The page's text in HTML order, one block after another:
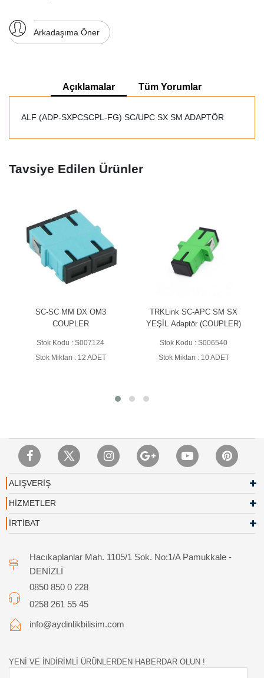
Arkadaşıma Öner
Açıklamalar Tüm Yorumlar
ALF (ADP-SXPCSCPL-FG) SC/UPC SX SM ADAPTÖR
Tavsiye Edilen Ürünler
SC-SC MM DX OM3
COUPLER
Stok Kodu : S007124
Stok Miktarı : 12 ADET
TRKLink SC-APC SM SX
YEŞİL Adaptör (COUPLER)
Stok Kodu : S006540
Stok Miktarı : 10 ADET
ALIŞVERİŞ
HİZMETLER
İRTİBAT
Hacıkaplanlar Mah. 1105/1 Sok. No:1/A Pamukkale -
DENİZLİ
0850 850 0 228
0258 261 55 45
info@aydinlikbilisim.com
YENİ VE İNDİRİMLİ ÜRÜNLERDEN HABERDAR OLUN !